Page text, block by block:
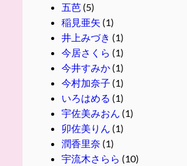
五芭(5)
稲見亜矢 (1)
井上みづき (1)
今居さくら (1)
今井すみか(1)
今村加奈子 (1)
いろはめる (1)
宇佐美みおん (1)
卯佐美りん (1)
潤香里奈 (1)
宇流木さらら (10)